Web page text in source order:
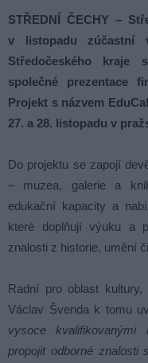
STŘEDNÍ ČECHY –
v listopadu zúčastní
Středočeského kraje
společné prezentace
Projekt s názvem
27. a 28. listopadu v
Do projektu se zapojí
– muzea, galerie a
edukační kapacity a
které doplňují výuku a
znalosti z historie, umění
Radní pro oblast
Václav Švenda k tomu
vysoce
propojit odborné znalosti